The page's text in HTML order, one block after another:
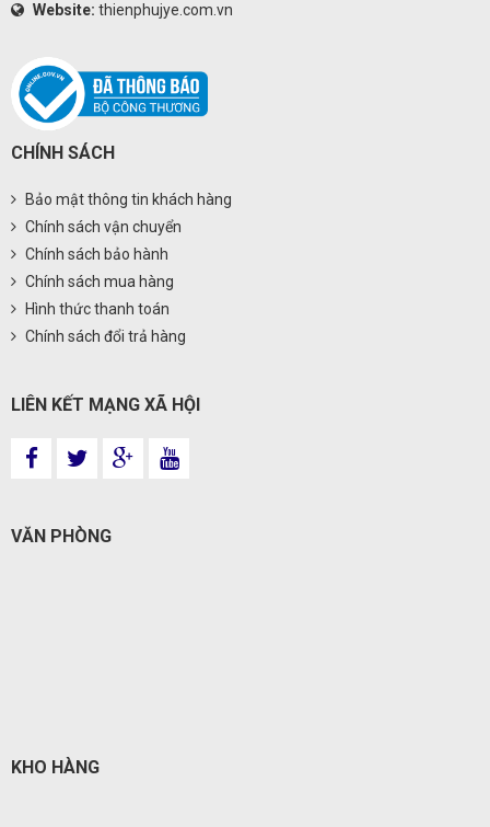
Website: thienphujye.com.vn
CHÍNH SÁCH
Bảo mật thông tin khách hàng
Chính sách vận chuyển
Chính sách bảo hành
Chính sách mua hàng
Hình thức thanh toán
Chính sách đổi trả hàng
LIÊN KẾT MẠNG XÃ HỘI
VĂN PHÒNG
KHO HÀNG